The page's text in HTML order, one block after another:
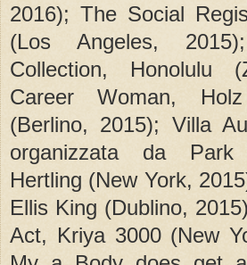
2016); The Social
(Los Angeles,
Collection, Honolulu
Career Woman,
(Berlino, 2015); Villa
organizzata da
Hertling (New York,
Ellis King (Dublino,
Act, Kriya 3000 (New